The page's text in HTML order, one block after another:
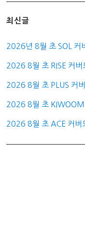
최신글
2026년 8월 초 SOL 커
2026 8월 초 RISE 커버
2026 8월 초 PLUS 커
2026 8월 초 KIWOOM
2026 8월 초 ACE 커버